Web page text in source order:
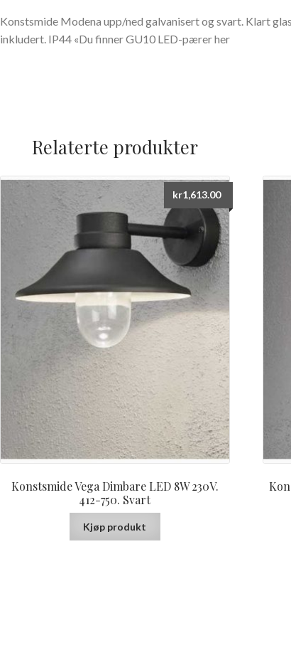
Konstsmide Modena upp/ned galvanisert og svart. Klart
inkludert. IP44 «Du finner GU10 LED-pærer her
Relaterte produkter
Konstsmide Vega Dimbare LED 8W 230V.
412-750. Svart
kr1,613.00
Kjøp produkt